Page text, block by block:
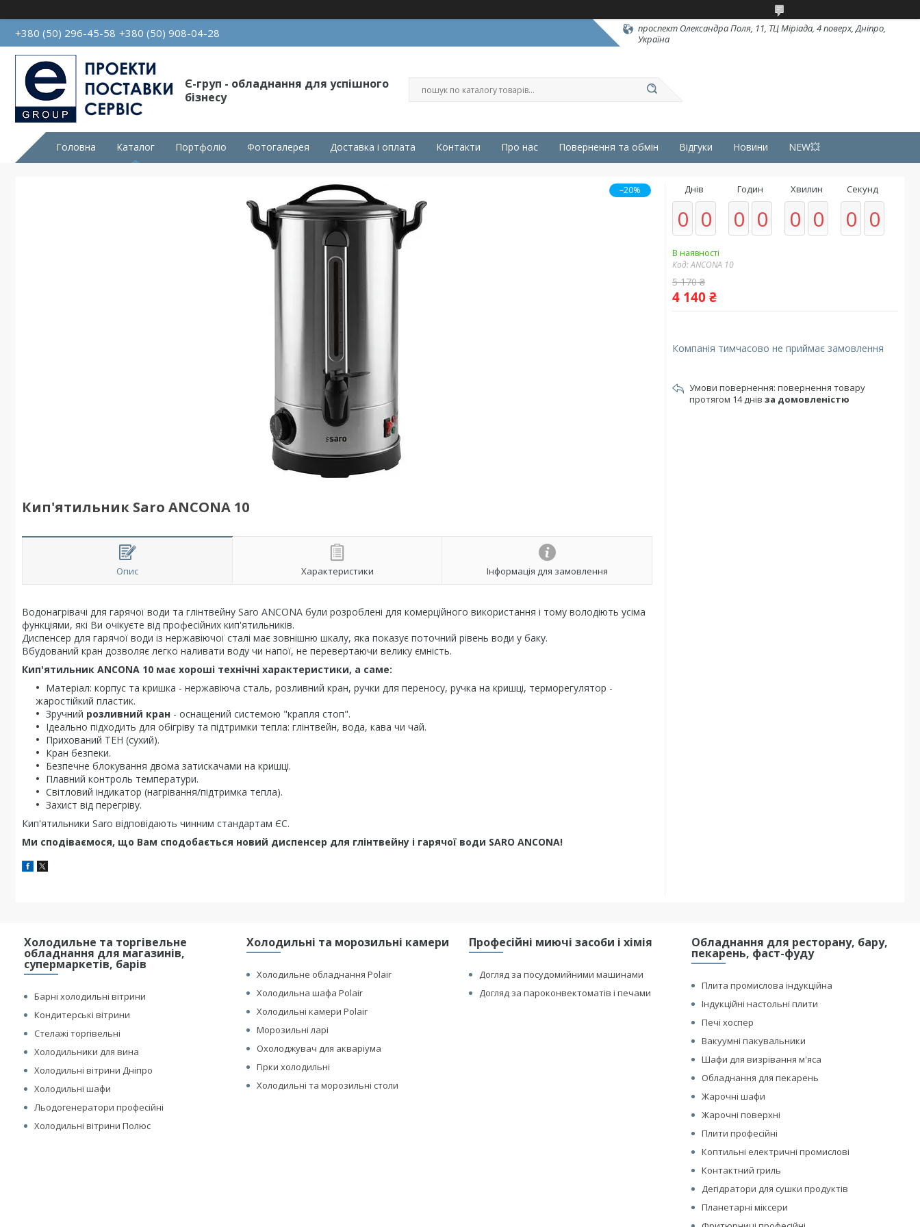
+380 (50) 296-45-58 +380 (50) 908-04-28
проспект Олександра Поля, 11, ТЦ Міріада, 4 поверх, Дніпро,
Україна
Є-груп - обладнання для успішного
бізнесу
Головна Каталог Портфоліо Фотогалерея Доставка і оплата Контакти Про нас Повернення та обмін Відгуки Новини NEW💥
–20%
Кип'ятильник Saro ANCONA 10
Опис Характеристики Інформація для замовлення
Водонагрівачі для гарячої води та глінтвейну Saro ANCONA були розроблені для комерційного використання і тому володіють усіма
функціями, які Ви очікуєте від професійних кип'ятильників.
Диспенсер для гарячої води із нержавіючої сталі має зовнішню шкалу, яка показує поточний рівень води у баку.
Вбудований кран дозволяє легко наливати воду чи напої, не перевертаючи велику ємність.
Кип'ятильник ANCONA 10 має хороші технічні характеристики, а саме:
Матеріал: корпус та кришка - нержавіюча сталь, розливний кран, ручки для переносу, ручка на кришці, терморегулятор -
жаростійкий пластик.
Зручний розливний кран - оснащений системою "крапля стоп".
Ідеально підходить для обігріву та підтримки тепла: глінтвейн, вода, кава чи чай.
Прихований ТЕН (сухий).
Кран безпеки.
Безпечне блокування двома затискачами на кришці.
Плавний контроль температури.
Світловий індикатор (нагрівання/підтримка тепла).
Захист від перегріву.
Кип'ятильники Saro відповідають чинним стандартам ЄС.
Ми сподіваємося, що Вам сподобається новий диспенсер для глінтвейну і гарячої води SARO ANCONA!
Днів
0 0
Годин
0 0
Хвилин
0 0
Секунд
0 0
В наявності
Код:ANCONA 10
5 170 ₴
4 140 ₴
Компанія тимчасово не приймає замовлення
повернення товару
протягом 14 днів за домовленістю
Холодильне та торгівельне
обладнання для магазинів,
супермаркетів, барів
Барні холодильні вітрини
Кондитерські вітрини
Стелажі торгівельні
Холодильники для вина
Холодильні вітрини Дніпро
Холодильні шафи
Льодогенератори професійні
Холодильні вітрини Полюс
Холодильні та морозильні камери
Холодильне обладнання Polair
Холодильна шафа Polair
Холодильні камери Polair
Морозильні ларі
Охолоджувач для акваріума
Гірки холодильні
Холодильні та морозильні столи
Професійні миючі засоби і хімія
Догляд за посудомийними машинами
Догляд за пароконвектоматів і печами
Обладнання для ресторану, бару,
пекарень, фаст-фуду
Плита промислова індукційна
Індукційні настольні плити
Печі хоспер
Вакуумні пакувальники
Шафи для визрівання м'яса
Обладнання для пекарень
Жарочні шафи
Жарочні поверхні
Плити професійні
Коптильні електричні промислові
Контактний гриль
Дегідратори для сушки продуктів
Планетарні міксери